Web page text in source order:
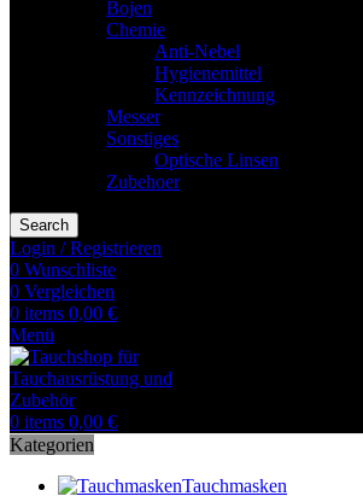
Bojen
Chemie
Anti-Nebel
Hygienemittel
Kennzeichnung
Messer
Sonstiges
Optische Linsen
Zubehoer
Search
Login / Registrieren
0 Wunschliste
0 Vergleichen
0 items 0,00 €
Menü
0 items 0,00 €
Kategorien
Tauchmasken